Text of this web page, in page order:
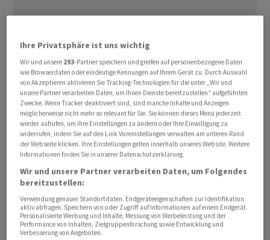
Die Benzinbestände legten um 4,1 Millionen auf 226,8
Millionen Barrel zu. Die Vorräte an Destillaten (Heizöl,
Diesel) fielen um 1,1 Millionen auf 117,7 Millionen Barrel.
Die tägliche Ölproduktion stieg um 0,1 Millionen auf
12,2 Millionen Barrel.
/jkr/jsl/jha/
(AWP)
Ihre Privatsphäre ist uns wichtig
Wir und unsere 293-Partner speichern und greifen auf personenbezogene Daten
wie Browserdaten oder eindeutige Kennungen auf Ihrem Gerät zu. Durch Auswahl
von Akzeptieren aktivieren Sie Tracking-Technologien für die unter „Wir und
unsere Partner verarbeiten Daten, um Ihnen Dienste bereitzustellen“ aufgeführten
Zwecke. Wenn Tracker deaktiviert sind, sind manche Inhalte und Anzeigen
möglicherweise nicht mehr so relevant für Sie. Sie können dieses Menü jederzeit
wieder aufrufen, um Ihre Einstellungen zu ändern oder Ihre Einwilligung zu
widerrufen, indem Sie auf den Link Voreinstellungen verwalten am unteren Rand
der Webseite klicken. Ihre Einstellungen gelten innerhalb unseres Website. Weitere
Informationen finden Sie in unserer Datenschutzerklärung.
Wir und unsere Partner verarbeiten Daten, um Folgendes
bereitzustellen:
Verwendung genauer Standortdaten. Endgeräteeigenschaften zur Identifikation
aktiv abfragen. Speichern von oder Zugriff auf Informationen auf einem Endgerät.
Personalisierte Werbung und Inhalte, Messung von Werbeleistung und der
Performance von Inhalten, Zielgruppenforschung sowie Entwicklung und
Verbesserung von Angeboten.